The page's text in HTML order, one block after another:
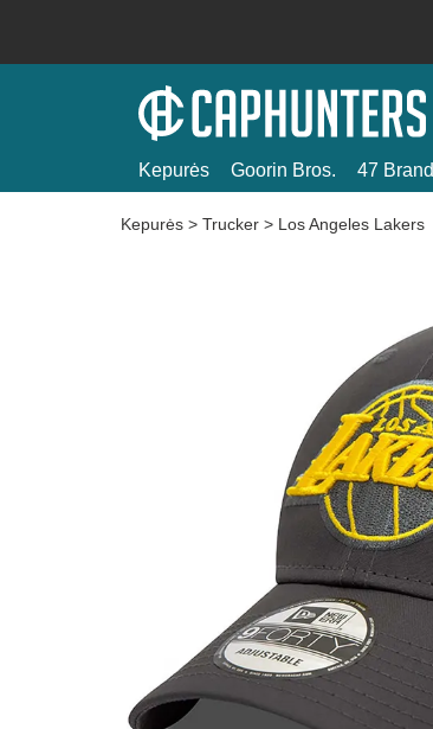
Kepurės Goorin Bros. 47 Brand
Kepurės > Trucker > Los Angeles Lakers